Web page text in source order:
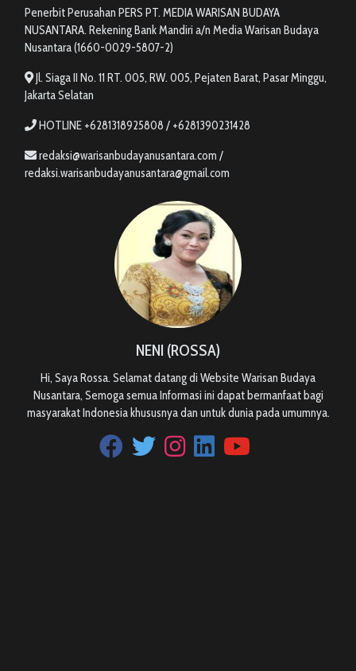
Penerbit Perusahan PERS PT. MEDIA WARISAN BUDAYA
NUSANTARA. Rekening Bank Mandiri a/n Media Warisan Budaya
Nusantara (1660-0029-5807-2)
Jl. Siaga II No. 11 RT. 005, RW. 005, Pejaten Barat, Pasar Minggu,
Jakarta Selatan
HOTLINE +6281318925808 / +6281390231428
redaksi@warisanbudayanusantara.com /
redaksi.warisanbudayanusantara@gmail.com
NENI (ROSSA)
Hi, Saya Rossa. Selamat datang di Website Warisan Budaya
Nusantara, Semoga semua Informasi ini dapat bermanfaat bagi
masyarakat Indonesia khususnya dan untuk dunia pada umumnya.